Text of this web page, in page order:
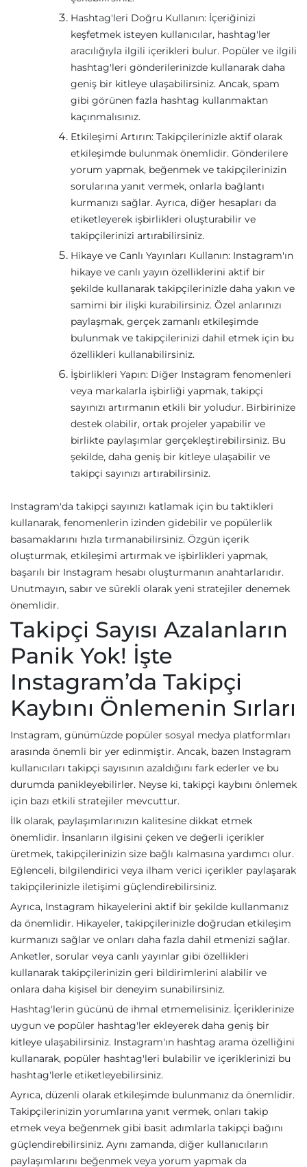
Hashtag'leri Doğru Kullanın: İçeriğinizi
keşfetmek isteyen kullanıcılar, hashtag'ler
aracılığıyla ilgili içerikleri bulur. Popüler ve ilgili
hashtag'leri gönderilerinizde kullanarak daha
geniş bir kitleye ulaşabilirsiniz. Ancak, spam
gibi görünen fazla hashtag kullanmaktan
kaçınmalısınız.
Etkileşimi Artırın: Takipçilerinizle aktif olarak
etkileşimde bulunmak önemlidir. Gönderilere
yorum yapmak, beğenmek ve takipçilerinizin
sorularına yanıt vermek, onlarla bağlantı
kurmanızı sağlar. Ayrıca, diğer hesapları da
etiketleyerek işbirlikleri oluşturabilir ve
takipçilerinizi artırabilirsiniz.
Hikaye ve Canlı Yayınları Kullanın: Instagram'ın
hikaye ve canlı yayın özelliklerini aktif bir
şekilde kullanarak takipçilerinizle daha yakın ve
samimi bir ilişki kurabilirsiniz. Özel anlarınızı
paylaşmak, gerçek zamanlı etkileşimde
bulunmak ve takipçilerinizi dahil etmek için bu
özellikleri kullanabilirsiniz.
İşbirlikleri Yapın: Diğer Instagram fenomenleri
veya markalarla işbirliği yapmak, takipçi
sayınızı artırmanın etkili bir yoludur. Birbirinize
destek olabilir, ortak projeler yapabilir ve
birlikte paylaşımlar gerçekleştirebilirsiniz. Bu
şekilde, daha geniş bir kitleye ulaşabilir ve
takipçi sayınızı artırabilirsiniz.
Instagram'da takipçi sayınızı katlamak için bu taktikleri
kullanarak, fenomenlerin izinden gidebilir ve popülerlik
basamaklarını hızla tırmanabilirsiniz. Özgün içerik
oluşturmak, etkileşimi artırmak ve işbirlikleri yapmak,
başarılı bir Instagram hesabı oluşturmanın anahtarlarıdır.
Unutmayın, sabır ve sürekli olarak yeni stratejiler denemek
önemlidir.
Takipçi Sayısı Azalanların
Panik Yok! İşte
Instagram’da Takipçi
Kaybını Önlemenin Sırları
Instagram, günümüzde popüler sosyal medya platformları
arasında önemli bir yer edinmiştir. Ancak, bazen Instagram
kullanıcıları takipçi sayısının azaldığını fark ederler ve bu
durumda panikleyebilirler. Neyse ki, takipçi kaybını önlemek
için bazı etkili stratejiler mevcuttur.
İlk olarak, paylaşımlarınızın kalitesine dikkat etmek
önemlidir. İnsanların ilgisini çeken ve değerli içerikler
üretmek, takipçilerinizin size bağlı kalmasına yardımcı olur.
Eğlenceli, bilgilendirici veya ilham verici içerikler paylaşarak
takipçilerinizle iletişimi güçlendirebilirsiniz.
Ayrıca, Instagram hikayelerini aktif bir şekilde kullanmanız
da önemlidir. Hikayeler, takipçilerinizle doğrudan etkileşim
kurmanızı sağlar ve onları daha fazla dahil etmenizi sağlar.
Anketler, sorular veya canlı yayınlar gibi özellikleri
kullanarak takipçilerinizin geri bildirimlerini alabilir ve
onlara daha kişisel bir deneyim sunabilirsiniz.
Hashtag'lerin gücünü de ihmal etmemelisiniz. İçeriklerinize
uygun ve popüler hashtag'ler ekleyerek daha geniş bir
kitleye ulaşabilirsiniz. Instagram'ın hashtag arama özelliğini
kullanarak, popüler hashtag'leri bulabilir ve içeriklerinizi bu
hashtag'lerle etiketleyebilirsiniz.
Ayrıca, düzenli olarak etkileşimde bulunmanız da önemlidir.
Takipçilerinizin yorumlarına yanıt vermek, onları takip
etmek veya beğenmek gibi basit adımlarla takipçi bağını
güçlendirebilirsiniz. Aynı zamanda, diğer kullanıcıların
paylaşımlarını beğenmek veya yorum yapmak da